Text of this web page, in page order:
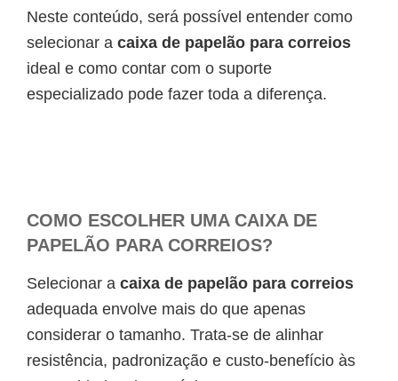
Neste conteúdo, será possível entender como
selecionar a caixa de papelão para correios
ideal e como contar com o suporte
especializado pode fazer toda a diferença.
COMO ESCOLHER UMA CAIXA DE
PAPELÃO PARA CORREIOS?
Selecionar a caixa de papelão para correios
adequada envolve mais do que apenas
considerar o tamanho. Trata-se de alinhar
resistência, padronização e custo-benefício às